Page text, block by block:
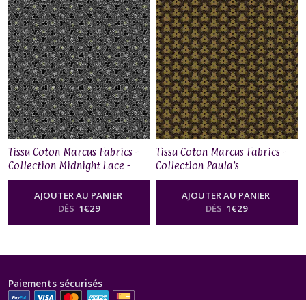
Tissu Coton Marcus Fabrics -
Collection Midnight Lace -
Leaf Flower
AJOUTER AU PANIER
DÈS 1€29
Tissu Coton Marcus Fabrics -
Collection Paula's
Companions II - Static Ring
AJOUTER AU PANIER
DÈS 1€29
Paiements sécurisés